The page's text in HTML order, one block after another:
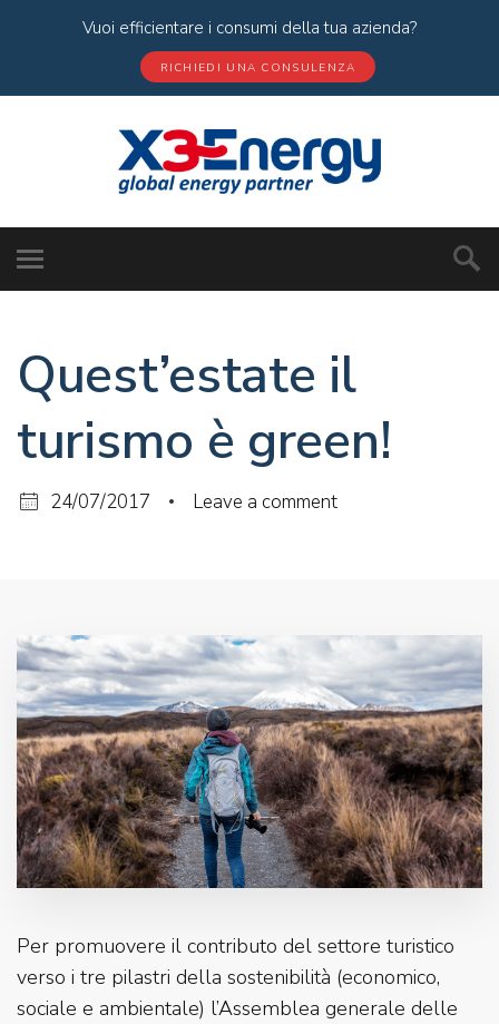
Vuoi efficientare i consumi della tua azienda?
RICHIEDI UNA CONSULENZA
Quest’estate il
turismo è green!
24/07/2017 Leave a comment
Per promuovere il contributo del settore turistico
verso i tre pilastri della sostenibilità (economico,
sociale e ambientale) l’Assemblea generale delle